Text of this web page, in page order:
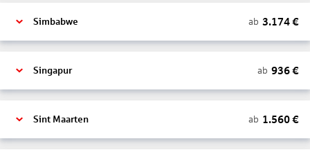
Simbabwe ab 3.174€
Singapur ab 936€
Sint Maarten ab 1.560€